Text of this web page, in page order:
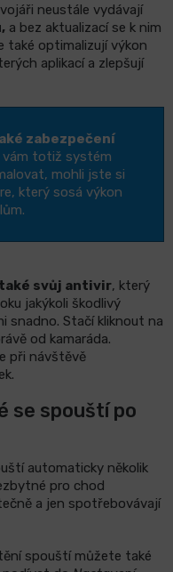
neustále vydávají
a bez aktualizací se k nim
také optimalizují výkon
aplikací a zlepšují
zabezpečení
vám totiž systém
mohli jste si
který sosá výkon
svůj antivir, který
jakýkoli škodlivý
snadno. Stačí kliknout na
od kamaráda.
při návštěvě
se spouští po
automaticky několik
pro chod
a jen spotřebovávají
spouští můžete také